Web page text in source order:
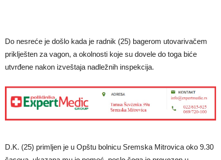
Do nesreće je došlo kada je radnik (25) bagerom utovarivačem
priklješten za vagon, a okolnosti koje su dovele do toga biće
utvrđene nakon izveštaja nadležnih inspekcija.
D.K. (25) primljen je u Opštu bolnicu Sremska Mitrovica oko 9.30